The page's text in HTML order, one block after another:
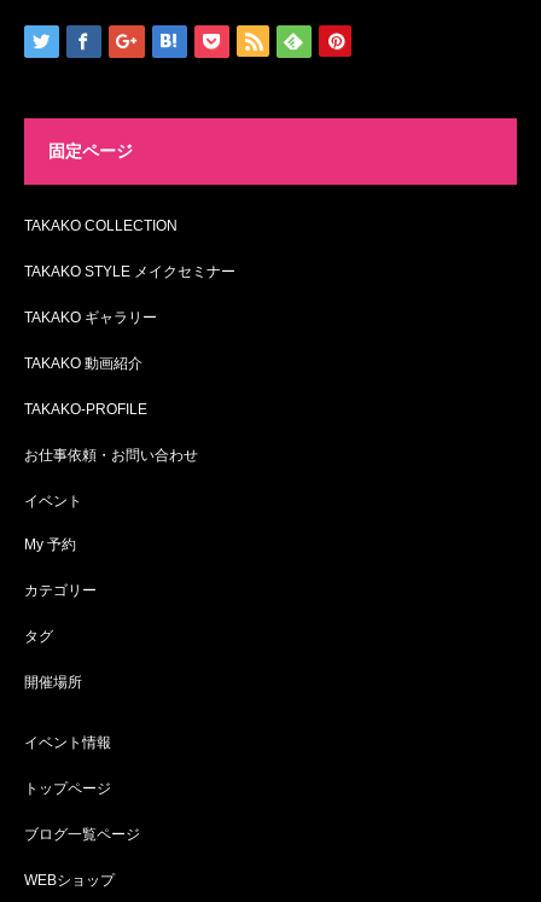
固定ページ
TAKAKO COLLECTION
TAKAKO STYLE メイクセミナー
TAKAKO ギャラリー
TAKAKO 動画紹介
TAKAKO-PROFILE
お仕事依頼・お問い合わせ
イベント
My 予約
カテゴリー
タグ
開催場所
イベント情報
トップページ
ブログ一覧ページ
WEBショップ